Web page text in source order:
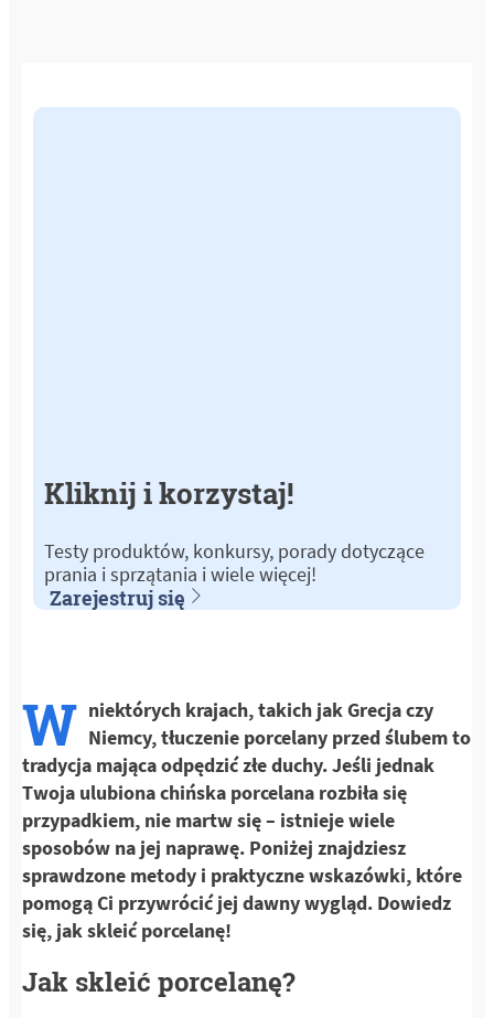
Kliknij i korzystaj!
Testy produktów, konkursy, porady dotyczące
prania i sprzątania i wiele więcej!
Zarejestruj się
W niektórych krajach, takich jak Grecja czy
Niemcy, tłuczenie porcelany przed ślubem to
tradycja mająca odpędzić złe duchy. Jeśli jednak
Twoja ulubiona chińska porcelana rozbiła się
przypadkiem, nie martw się – istnieje wiele
sposobów na jej naprawę. Poniżej znajdziesz
sprawdzone metody i praktyczne wskazówki, które
pomogą Ci przywrócić jej dawny wygląd. Dowiedz
się, jak skleić porcelanę!
Jak skleić porcelanę?